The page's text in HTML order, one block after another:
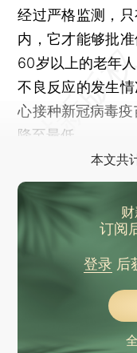
经过严格监测，
内，它才能够批
60岁以上的老年
不良反应的发生
心接种新冠病毒
降至最低。
本文共
订阅
登录后